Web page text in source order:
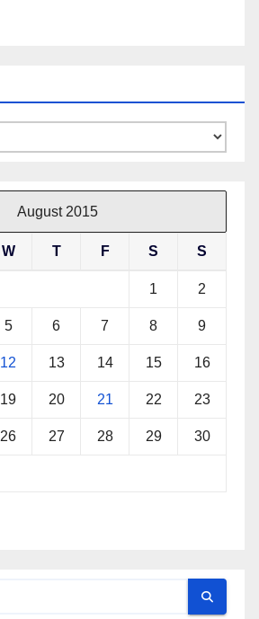
August 2015
W T F S S
1 2
5 6 7 8 9
12 13 14 15 16
19 20 21 22 23
26 27 28 29 30